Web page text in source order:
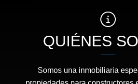
QUIÉNES
Somos una inmobiliaria